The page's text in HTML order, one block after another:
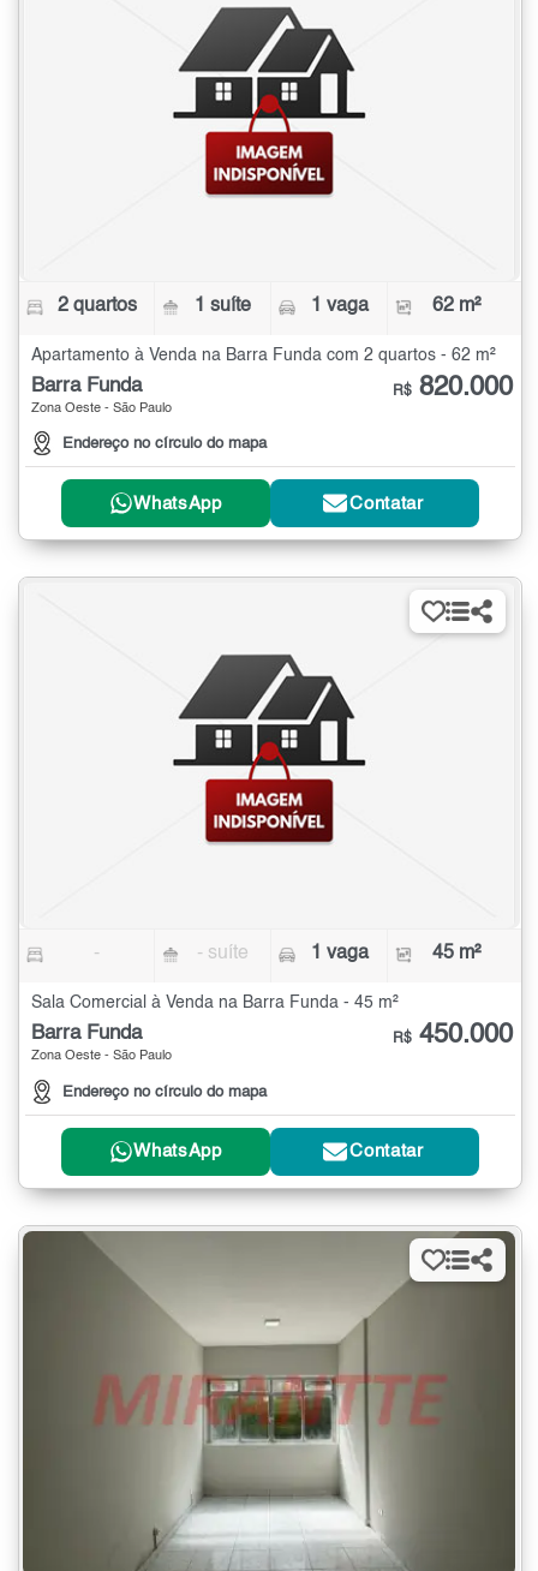
2 quartos 1 suíte 1 vaga 62 m²
Apartamento à Venda na Barra Funda com 2 quartos - 62 m²
Barra Funda
Zona Oeste - São Paulo
Endereço no círculo do mapa
R$ 820.000
WhatsApp Contatar
- - suíte 1 vaga 45 m²
Sala Comercial à Venda na Barra Funda - 45 m²
Barra Funda
Zona Oeste - São Paulo
Endereço no círculo do mapa
R$ 450.000
WhatsApp Contatar